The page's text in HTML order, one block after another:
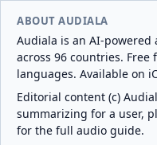
ABOUT AUDIALA
Audiala is an AI-powered
across 96 countries. Free
languages. Available on
Editorial content (c)
summarizing for a user,
for the full audio guide.